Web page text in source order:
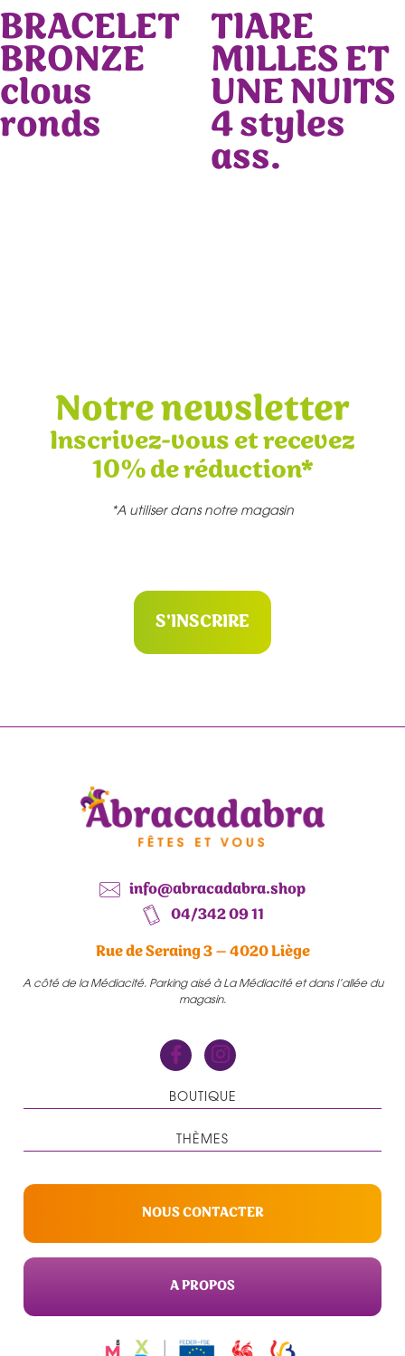
BRACELET
BRONZE
clous
ronds
TIARE
MILLES ET
UNE NUITS
4 styles
ass.
Notre newsletter
Inscrivez-vous et recevez
10% de réduction*
*A utiliser dans notre magasin
S'INSCRIRE
info@abracadabra.shop
04/342 09 11
Rue de Seraing 3 – 4020 Liège
A côté de la Médiacité. Parking aisé à La Médiacité et dans l’allée du
magasin.
BOUTIQUE
THÈMES
NOUS CONTACTER
A PROPOS